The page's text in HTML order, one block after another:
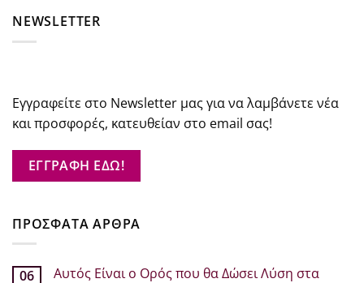
NEWSLETTER
Εγγραφείτε στο Newsletter μας για να λαμβάνετε νέα
και προσφορές, κατευθείαν στο email σας!
ΕΓΓΡΑΦΗ ΕΔΩ!
ΠΡΟΣΦΑΤΑ ΑΡΘΡΑ
06
Αυτός Είναι ο Ορός που θα Δώσει Λύση στα